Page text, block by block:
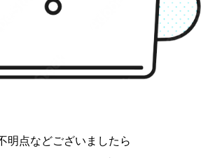
明点などございましたら